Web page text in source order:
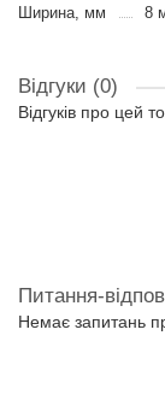
Ширина, мм
8
Відгуки (0)
Відгуків про цей
Питання-
Немає запитань